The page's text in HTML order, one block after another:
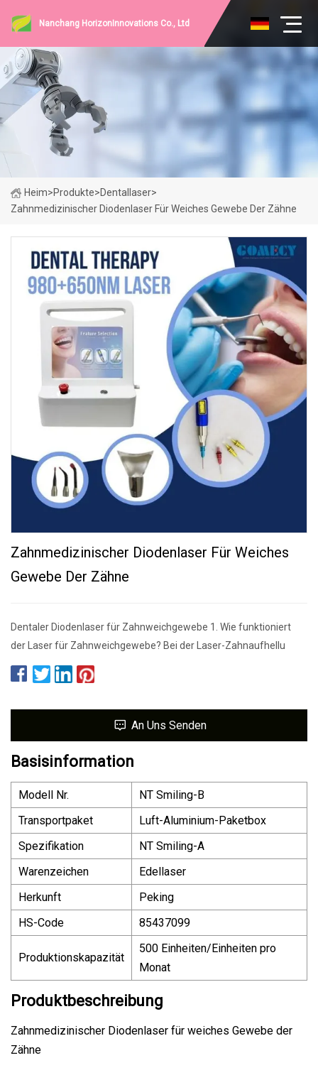
Nanchang HorizonInnovations Co., Ltd
Heim>Produkte>Dentallaser>
Zahnmedizinischer Diodenlaser Für Weiches Gewebe Der Zähne
Zahnmedizinischer Diodenlaser Für Weiches
Gewebe Der Zähne
Dentaler Diodenlaser für Zahnweichgewebe 1. Wie funktioniert
der Laser für Zahnweichgewebe? Bei der Laser-Zahnaufhellu
An Uns Senden
Basisinformation
Modell Nr.
NT Smiling-B
Transportpaket
Luft-Aluminium-Paketbox
Spezifikation
NT Smiling-A
Warenzeichen
Edellaser
Herkunft
Peking
HS-Code
85437099
Produktionskapazität
500 Einheiten/Einheiten pro
Monat
Produktbeschreibung
Zahnmedizinischer Diodenlaser für weiches Gewebe der
Zähne